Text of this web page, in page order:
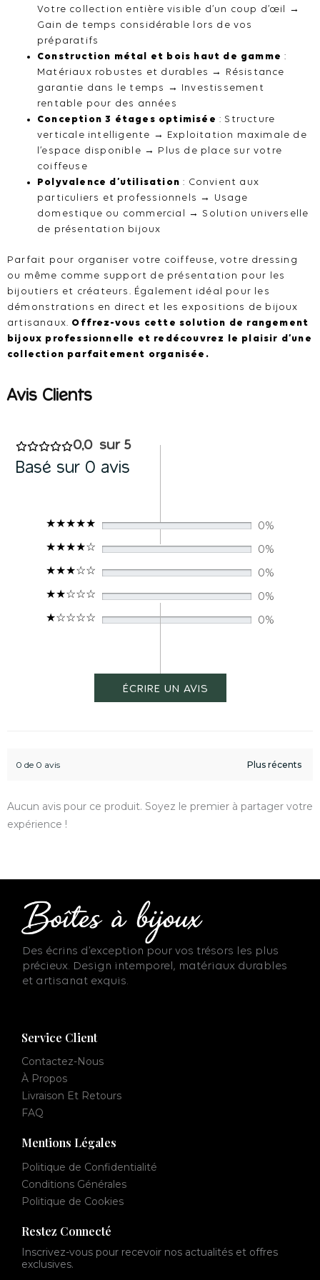
Votre collection entière visible d’un coup d’œil →
Gain de temps considérable lors de vos
préparatifs
Construction métal et bois haut de gamme :
Matériaux robustes et durables → Résistance
garantie dans le temps → Investissement
rentable pour des années
Conception 3 étages optimisée : Structure
verticale intelligente → Exploitation maximale de
l’espace disponible → Plus de place sur votre
coiffeuse
Polyvalence d’utilisation : Convient aux
particuliers et professionnels → Usage
domestique ou commercial → Solution universelle
de présentation bijoux
Parfait pour organiser votre coiffeuse, votre dressing
ou même comme support de présentation pour les
bijoutiers et créateurs. Également idéal pour les
démonstrations en direct et les expositions de bijoux
artisanaux. Offrez-vous cette solution de rangement
bijoux professionnelle et redécouvrez le plaisir d’une
collection parfaitement organisée.
0,0
Basé sur 0 avis
0%
0%
0%
0%
0%
0 de 0 avis
Aucun avis pour ce produit. Soyez le premier à partager votre
expérience !
Des écrins d’exception pour vos trésors les plus
précieux. Design intemporel, matériaux durables
et artisanat exquis.
Service Client
Contactez-Nous
À Propos
Livraison Et Retours
FAQ
Mentions Légales
Politique de Confidentialité
Conditions Générales
Politique de Cookies
Restez Connecté
Inscrivez-vous pour recevoir nos actualités et offres
exclusives.